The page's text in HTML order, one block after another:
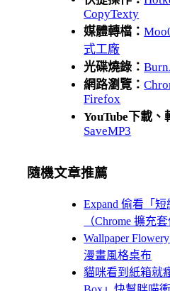
CopyTexty
媒體轉檔：
式工廠
光碟燒錄：
網路瀏覽：
Firefox
YouTube下載、
SaveMP3
隨機文章推薦
Expand 偷看「
（Chrome 擴充套
Wallpaper
漫畫風格桌布
貓咪看到紙箱就